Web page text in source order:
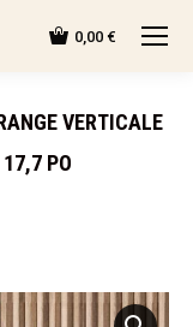
0,00 €
VERTICALE
PO